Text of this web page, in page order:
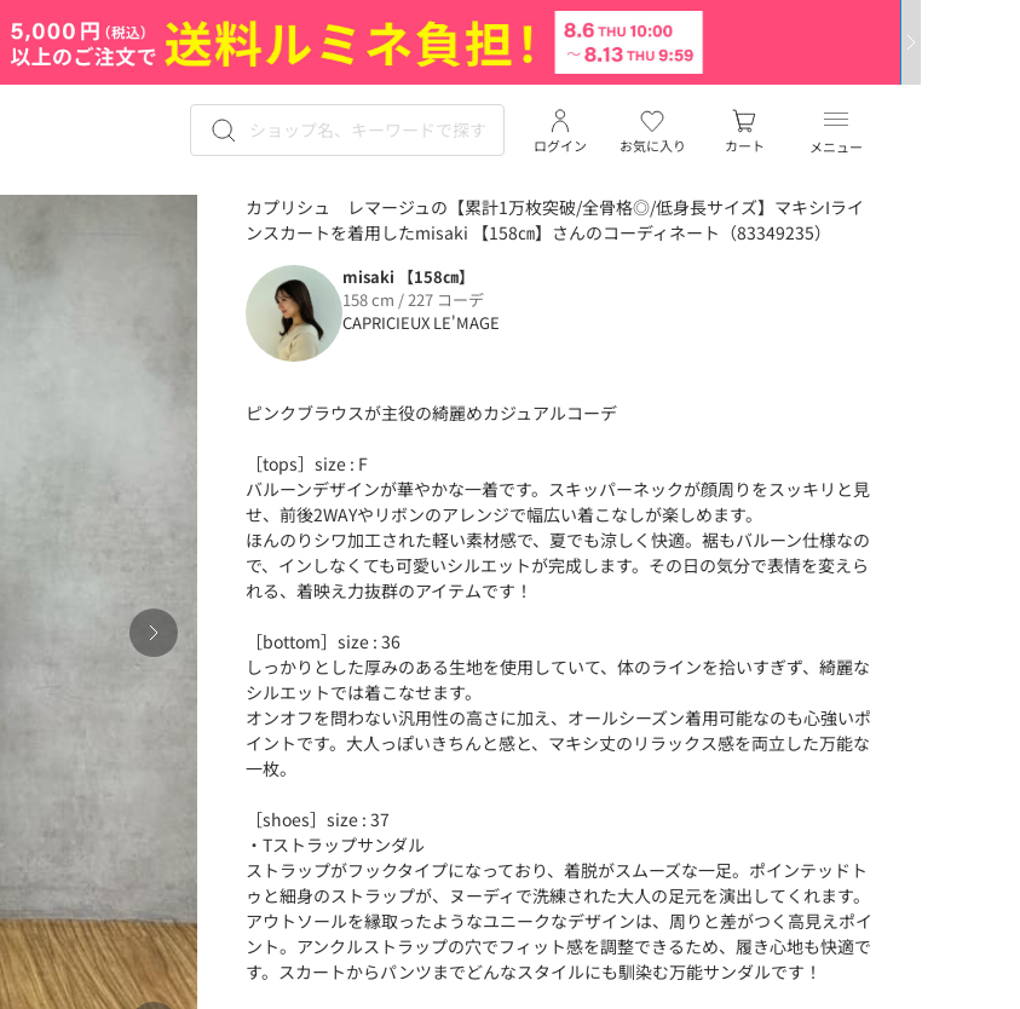
メニュー
お気に入り
ログイン カート
カプリシュ レマージュの【累計1万枚突破/全骨格◎/低身長サイズ】マキシIライ
ンスカートを着用したmisaki 【158㎝】さんのコーディネート（83349235）
misaki 【158㎝】
158 cm / 227 コーデ
CAPRICIEUX LE'MAGE
ピンクブラウスが主役の綺麗めカジュアルコーデ
［tops］size : F
バルーンデザインが華やかな一着です。スキッパーネックが顔周りをスッキリと見
せ、前後2WAYやリボンのアレンジで幅広い着こなしが楽しめます。
ほんのりシワ加工された軽い素材感で、夏でも涼しく快適。裾もバルーン仕様なの
で、インしなくても可愛いシルエットが完成します。その日の気分で表情を変えら
れる、着映え力抜群のアイテムです！
［bottom］size : 36
しっかりとした厚みのある生地を使用していて、体のラインを拾いすぎず、綺麗な
シルエットでは着こなせます。
オンオフを問わない汎用性の高さに加え、オールシーズン着用可能なのも心強いポ
イントです。大人っぽいきちんと感と、マキシ丈のリラックス感を両立した万能な
一枚。
［shoes］size : 37
・Tストラップサンダル
ストラップがフックタイプになっており、着脱がスムーズな一足。ポインテッドト
ゥと細身のストラップが、ヌーディで洗練された大人の足元を演出してくれます。
アウトソールを縁取ったようなユニークなデザインは、周りと差がつく高見えポイ
ント。アンクルストラップの穴でフィット感を調整できるため、履き心地も快適で
す。スカートからパンツまでどんなスタイルにも馴染む万能サンダルです！